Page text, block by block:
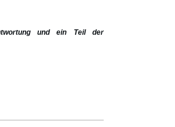
und ein Teil der